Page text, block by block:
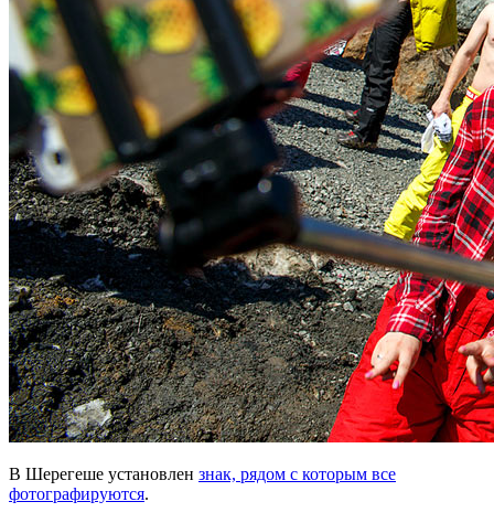
В Шерегеше установлен знак, рядом с которым все
фотографируются.